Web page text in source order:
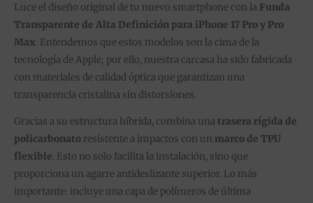
Luce el diseño original de tu nuevo smartphone con la Funda
Transparente de Alta Definición para iPhone 17 Pro y Pro
Max. Entendemos que estos modelos son la cima de la
tecnología de Apple; por ello, nuestra carcasa ha sido fabricada
con materiales de calidad óptica que garantizan una
transparencia cristalina sin distorsiones.
Gracias a su estructura híbrida, combina una trasera rígida de
policarbonato resistente a impactos con un marco de TPU
flexible. Esto no solo facilita la instalación, sino que
proporciona un agarre antideslizante superior. Lo más
importante: incluye una capa de polímeros de última